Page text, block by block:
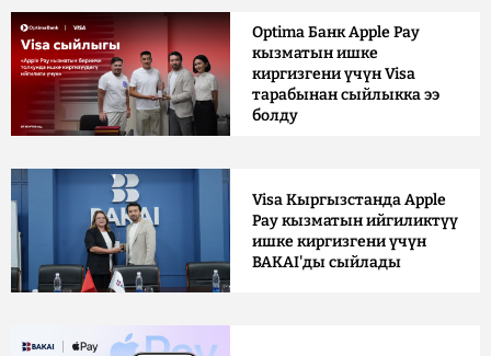
Optima Банк Apple Pay
кызматын ишке
киргизгени үчүн Visa
тарабынан сыйлыкка ээ
болду
Visa Кыргызстанда Apple
Pay кызматын ийгиликтүү
ишке киргизгени үчүн
BAKAI'ды сыйлады